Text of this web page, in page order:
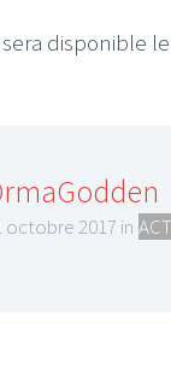
sera disponible
octobre 2017 in